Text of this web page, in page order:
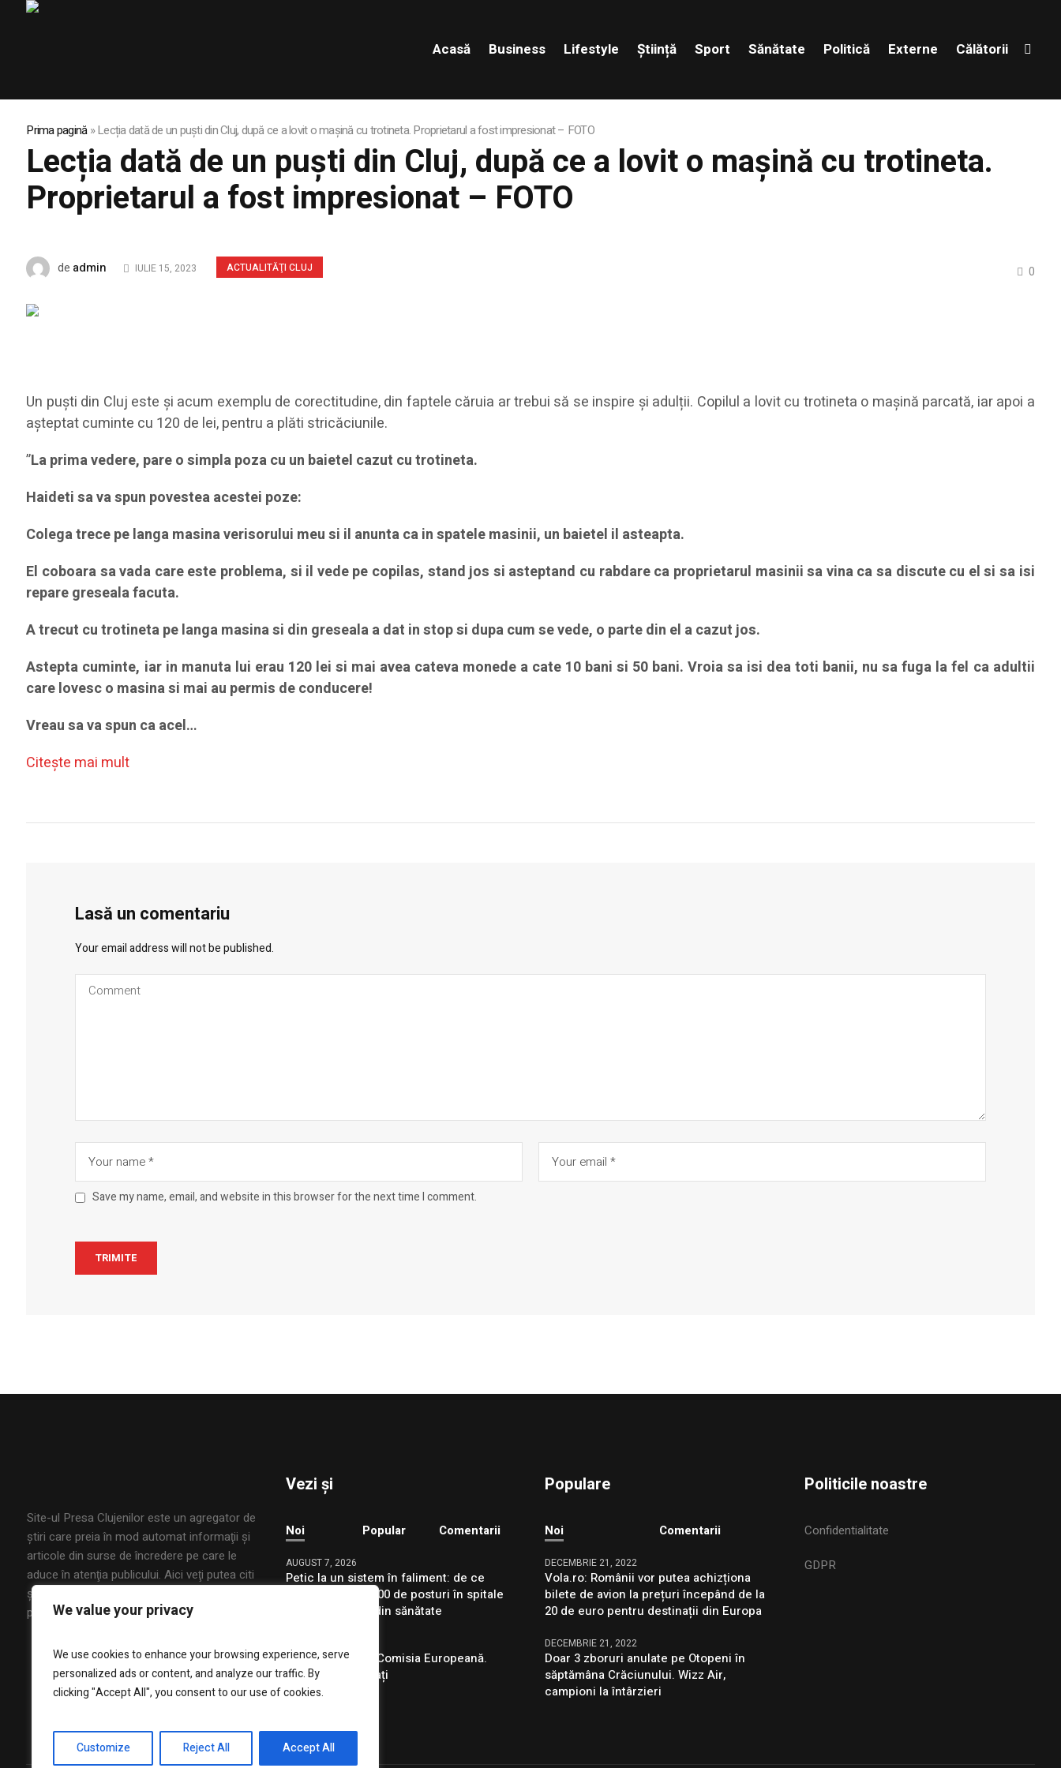
We value your privacy
We use cookies to enhance your browsing experience, serve
personalized ads or content, and analyze our traffic. By
clicking "Accept All", you consent to our use of cookies.
Customize Reject All Accept All
Acasă Business Lifestyle Știință Sport Sănătate Politică Externe Călătorii
Prima pagină»Lecția dată de un puști din Cluj, după ce a lovit o mașină cu trotineta. Proprietarul a fost impresionat – FOTO
Lecția dată de un puști din Cluj, după ce a lovit o mașină cu trotineta.
Proprietarul a fost impresionat – FOTO
ACTUALITĂŢI CLUJ 0
de admin IULIE 15, 2023
Un puști din Cluj este și acum exemplu de corectitudine, din faptele căruia ar trebui să se inspire și adulții. Copilul a lovit cu trotineta o mașină parcată, iar apoi a
așteptat cuminte cu 120 de lei, pentru a plăti stricăciunile.
”La prima vedere, pare o simpla poza cu un baietel cazut cu trotineta.
Haideti sa va spun povestea acestei poze:
Colega trece pe langa masina verisorului meu si il anunta ca in spatele masinii, un baietel il asteapta.
El coboara sa vada care este problema, si il vede pe copilas, stand jos si asteptand cu rabdare ca proprietarul masinii sa vina ca sa discute cu el si sa isi
repare greseala facuta.
A trecut cu trotineta pe langa masina si din greseala a dat in stop si dupa cum se vede, o parte din el a cazut jos.
Astepta cuminte, iar in manuta lui erau 120 lei si mai avea cateva monede a cate 10 bani si 50 bani. Vroia sa isi dea toti banii, nu sa fuga la fel ca adultii
care lovesc o masina si mai au permis de conducere!
Vreau sa va spun ca acel…
Citeşte mai mult
Lasă un comentariu
Your email address will not be published.
Save my name, email, and website in this browser for the next time I comment.
Site-ul Presa Clujenilor este un agregator de
ştiri care preia în mod automat informaţii şi
articole din surse de încredere pe care le
aduce în atenţia publicului. Aici veţi putea citi
ştiri interne sau internaţionale, de interes
public, din mai multe domenii.
Vezi și
Noi Popular Comentarii
AUGUST 7, 2026
Petic la un sistem în faliment: de ce
deblocarea a 7.600 de posturi în spitale
nu va opri criza din sănătate
Mii vor un job la Comisia Europeană.
Mulți sunt epuizați
Populare
Noi Comentarii
DECEMBRIE 21, 2022
Vola.ro: Românii vor putea achizționa
bilete de avion la prețuri începând de la
20 de euro pentru destinații din Europa
DECEMBRIE 21, 2022
Doar 3 zboruri anulate pe Otopeni în
săptămâna Crăciunului. Wizz Air,
campioni la întârzieri
Politicile noastre
Confidentialitate
GDPR